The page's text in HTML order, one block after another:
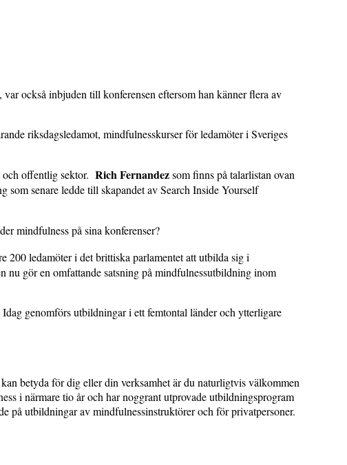
också inbjuden till konferensen eftersom han känner flera av
riksdagsledamot, mindfulnesskurser för ledamöter i Sveriges
offentlig sektor. Rich Fernandezsom finns på talarlistan ovan
som senare ledde till skapandet av Search Inside Yourself
mindfulness på sina konferenser?
200 ledamöter i det brittiska parlamentet att utbilda sig i
gör en omfattande satsning på mindfulnessutbildning inom
genomförs utbildningar i ett femtontal länder och ytterligare
betyda för dig eller din verksamhet är du naturligtvis välkommen
i närmare tio år och har noggrant utprovade utbildningsprogram
på utbildningar av mindfulnessinstruktörer och för privatpersoner.